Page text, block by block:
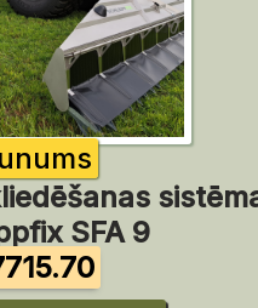
SFA 9